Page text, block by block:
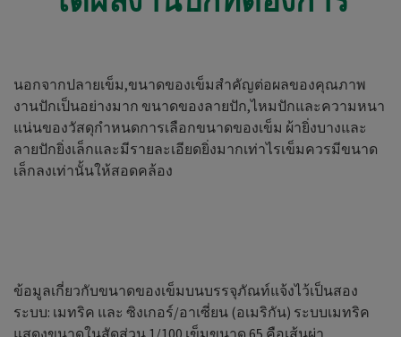
นอกจากปลายเข็ม,ขนาดของเข็มสำคัญต่อผลของคุณภาพ
งานปักเป็นอย่างมาก ขนาดของลายปัก,ไหมปักและความหนา
แน่นของวัสดุกำหนดการเลือกขนาดของเข็ม ผ้ายิ่งบางและ
ลายปักยิ่งเล็กและมีรายละเอียดยิ่งมากเท่าไรเข็มควรมีขนาด
เล็กลงเท่านั้นให้สอดคล้อง
ข้อมูลเกี่ยวกับขนาดของเข็มบนบรรจุภัณท์แจ้งไว้เป็นสอง
ระบบ: เมทริค และ ซิงเกอร์/อาเซี่ยน (อเมริกัน) ระบบเมทริค
แสดงขนาดในสัดส่วน 1/100 เข็มขนาด 65 คือเส้นผ่า